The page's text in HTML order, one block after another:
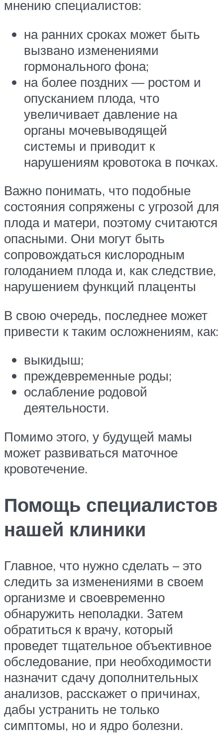
мнению специалистов:
на ранних сроках может быть
вызвано изменениями
гормонального фона;
на более поздних — ростом и
опусканием плода, что
увеличивает давление на
органы мочевыводящей
системы и приводит к
нарушениям кровотока в почках.
Важно понимать, что подобные
состояния сопряжены с угрозой для
плода и матери, поэтому считаются
опасными. Они могут быть
сопровождаться кислородным
голоданием плода и, как следствие,
нарушением функций плаценты
В свою очередь, последнее может
привести к таким осложнениям, как:
выкидыш;
преждевременные роды;
ослабление родовой
деятельности.
Помимо этого, у будущей мамы
может развиваться маточное
кровотечение.
Помощь специалистов
нашей клиники
Главное, что нужно сделать – это
следить за изменениями в своем
организме и своевременно
обнаружить неполадки. Затем
обратиться к врачу, который
проведет тщательное объективное
обследование, при необходимости
назначит сдачу дополнительных
анализов, расскажет о причинах,
дабы устранить не только
симптомы, но и ядро болезни.